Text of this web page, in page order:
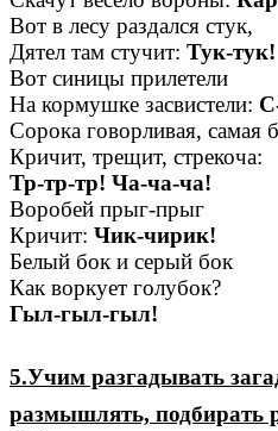
Вот в лесу раздался стук,
Дятел там стучит: Тук-тук!
Вот синицы прилетели
На кормушке засвистели:
Сорока говорливая, самая
Кричит, трещит, стрекоча:
Тр-тр-тр! Ча-ча-ча!
Воробей прыг-прыг
Кричит: Чик-чирик!
Белый бок и серый бок
Как воркует голубок?
Гыл-гыл-гыл!
5.Учим разгадывать
размышлять, подбирать